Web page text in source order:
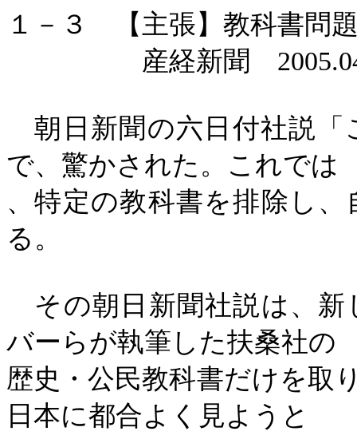
１－３ 【主張】教科書問
産経新聞
朝日新聞の六日付社説「
で、驚かされた。これでは
、特定の教科書を排除し
る。
その朝日新聞社説は、新
バーらが執筆した扶桑社の
歴史・公民教科書だけを取
日本に都合よく見ようと